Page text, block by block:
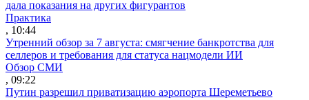
дала показания на других фигурантов
Практика
, 10:44
Утренний обзор за 7 августа: смягчение банкротства для
селлеров и требования для статуса нацмодели ИИ
Обзор СМИ
, 09:22
Путин разрешил приватизацию аэропорта Шереметьево